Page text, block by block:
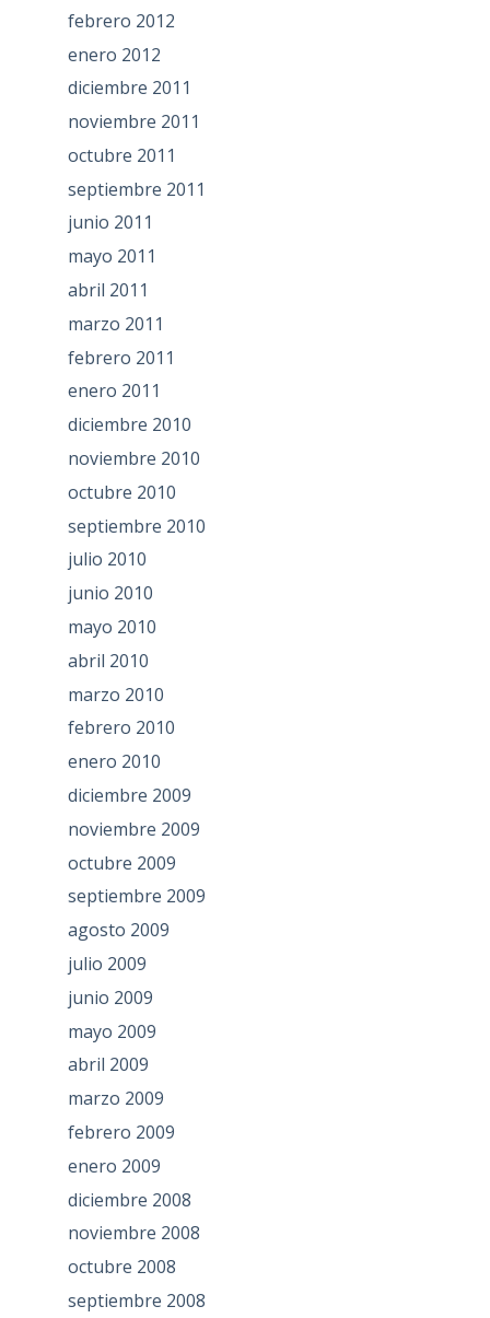
febrero 2012
enero 2012
diciembre 2011
noviembre 2011
octubre 2011
septiembre 2011
junio 2011
mayo 2011
abril 2011
marzo 2011
febrero 2011
enero 2011
diciembre 2010
noviembre 2010
octubre 2010
septiembre 2010
julio 2010
junio 2010
mayo 2010
abril 2010
marzo 2010
febrero 2010
enero 2010
diciembre 2009
noviembre 2009
octubre 2009
septiembre 2009
agosto 2009
julio 2009
junio 2009
mayo 2009
abril 2009
marzo 2009
febrero 2009
enero 2009
diciembre 2008
noviembre 2008
octubre 2008
septiembre 2008